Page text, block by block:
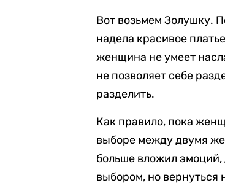
Вот возьмем Золушку.
надела красивое
женщина не умеет
не позволяет себе
разделить.
Как правило, пока
выборе между двумя
больше вложил
выбором, но вернуться